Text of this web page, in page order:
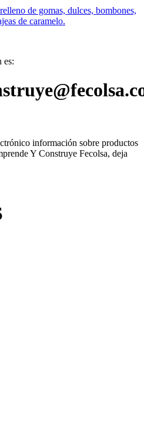
de gomas, dulces, bombones,
de caramelo.
es:
información sobre productos
Y Construye Fecolsa, deja